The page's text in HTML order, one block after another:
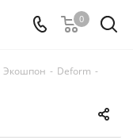
0
Экошпон - Deform -